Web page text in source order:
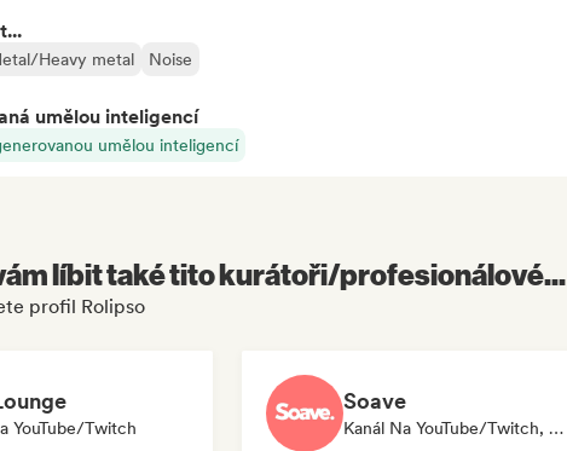
Heavy metal Noise
umělou inteligencí
umělou inteligencí
líbit také tito kurátoři/profesionálové...
profil Rolipso
YouTube/Twitch
Soave
Kanál Na YouTube/Twitch, Vydavatelství, Kurátor Playlistu